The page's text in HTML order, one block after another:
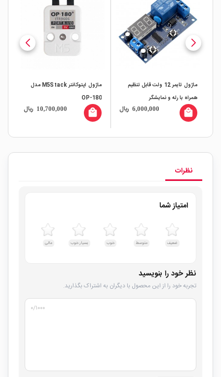
ماژول تایمر 12 ولت قابل تنظیم
همراه با رله و نمایشگر
6,000,000 ریال local_mall
ماژول اپتوکانتر M5Stack مدل
OP-180
10,700,000 ریال local_mall
نظرات
امتیاز شما
ضعیف متوسط خوب بسیار خوب عالی
نظر خود را بنویسید
تجربه خود را از این محصول با دیگران به اشتراک بگذارید.
۰/۱۰۰۰